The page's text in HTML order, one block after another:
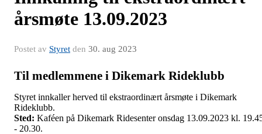
årsmøte 13.09.2023
Postet av Styret den 30. aug 2023
Til medlemmene i Dikemark Rideklubb
Styret innkaller herved til ekstraordinært årsmøte i Dikemark
Rideklubb.
Sted: Kaféen på Dikemark Ridesenter onsdag 13.09.2023 kl.
- 20.30.